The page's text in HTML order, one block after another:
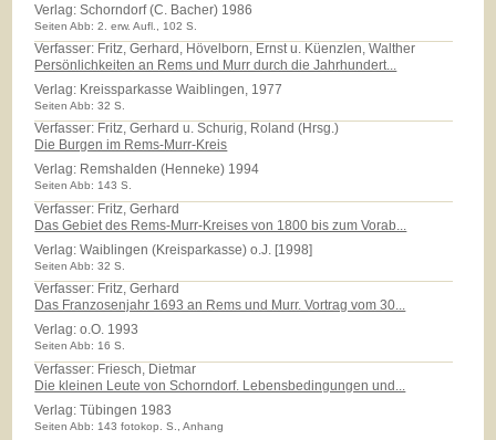
Verlag:Schorndorf (C. Bacher) 1986
Seiten Abb: 2. erw. Aufl., 102 S.
Verfasser: Fritz, Gerhard, Hövelborn, Ernst u. Küenzlen, Walther
Persönlichkeiten an Rems und Murr durch die Jahrhundert...
Verlag: Kreissparkasse Waiblingen, 1977
Seiten Abb: 32 S.
Verfasser: Fritz, Gerhard u. Schurig, Roland (Hrsg.)
Die Burgen im Rems-Murr-Kreis
Verlag: Remshalden (Henneke) 1994
Seiten Abb: 143 S.
Verfasser: Fritz, Gerhard
Das Gebiet des Rems-Murr-Kreises von 1800 bis zum Vorab...
Verlag:Waiblingen (Kreisparkasse) o.J. [1998]
Seiten Abb: 32 S.
Verfasser: Fritz, Gerhard
Das Franzosenjahr 1693 an Rems und Murr. Vortrag vom 30...
Verlag:o.O. 1993
Seiten Abb: 16 S.
Verfasser: Friesch, Dietmar
Die kleinen Leute von Schorndorf. Lebensbedingungen und...
Verlag:Tübingen 1983
Seiten Abb: 143 fotokop. S., Anhang